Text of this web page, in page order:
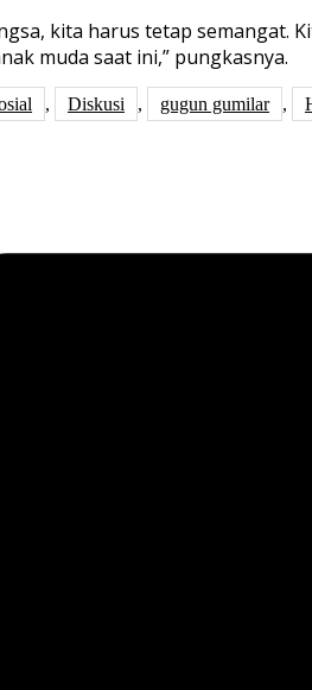
kita harus tetap semangat.
muda saat ini,” pungkasnya.
, Diskusi , gugun gumilar ,